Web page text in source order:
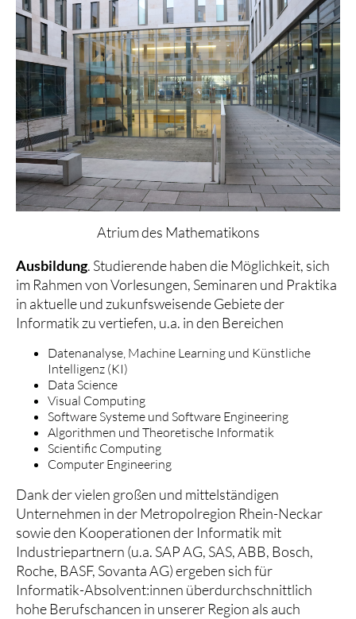
Atrium des Mathematikons
Ausbildung. Studierende haben die Möglichkeit, sich
im Rahmen von Vorlesungen, Seminaren und Praktika
in aktuelle und zukunfsweisende Gebiete der
Informatik zu vertiefen, u.a. in den Bereichen
Datenanalyse, Machine Learning und Künstliche
Intelligenz (KI)
Data Science
Visual Computing
Software Systeme und Software Engineering
Algorithmen und Theoretische Informatik
Scientific Computing
Computer Engineering
Dank der vielen großen und mittelständigen
Unternehmen in der Metropolregion Rhein-Neckar
sowie den Kooperationen der Informatik mit
Industriepartnern (u.a. SAP AG, SAS, ABB, Bosch,
Roche, BASF, Sovanta AG) ergeben sich für
Informatik-Absolvent:innen überdurchschnittlich
hohe Berufschancen in unserer Region als auch